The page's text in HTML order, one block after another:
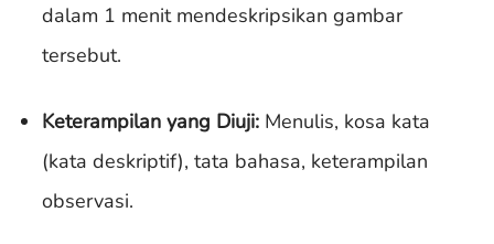
dalam 1 menit mendeskripsikan gambar
tersebut.
Keterampilan yang Diuji: Menulis, kosa kata
(kata deskriptif), tata bahasa, keterampilan
observasi.